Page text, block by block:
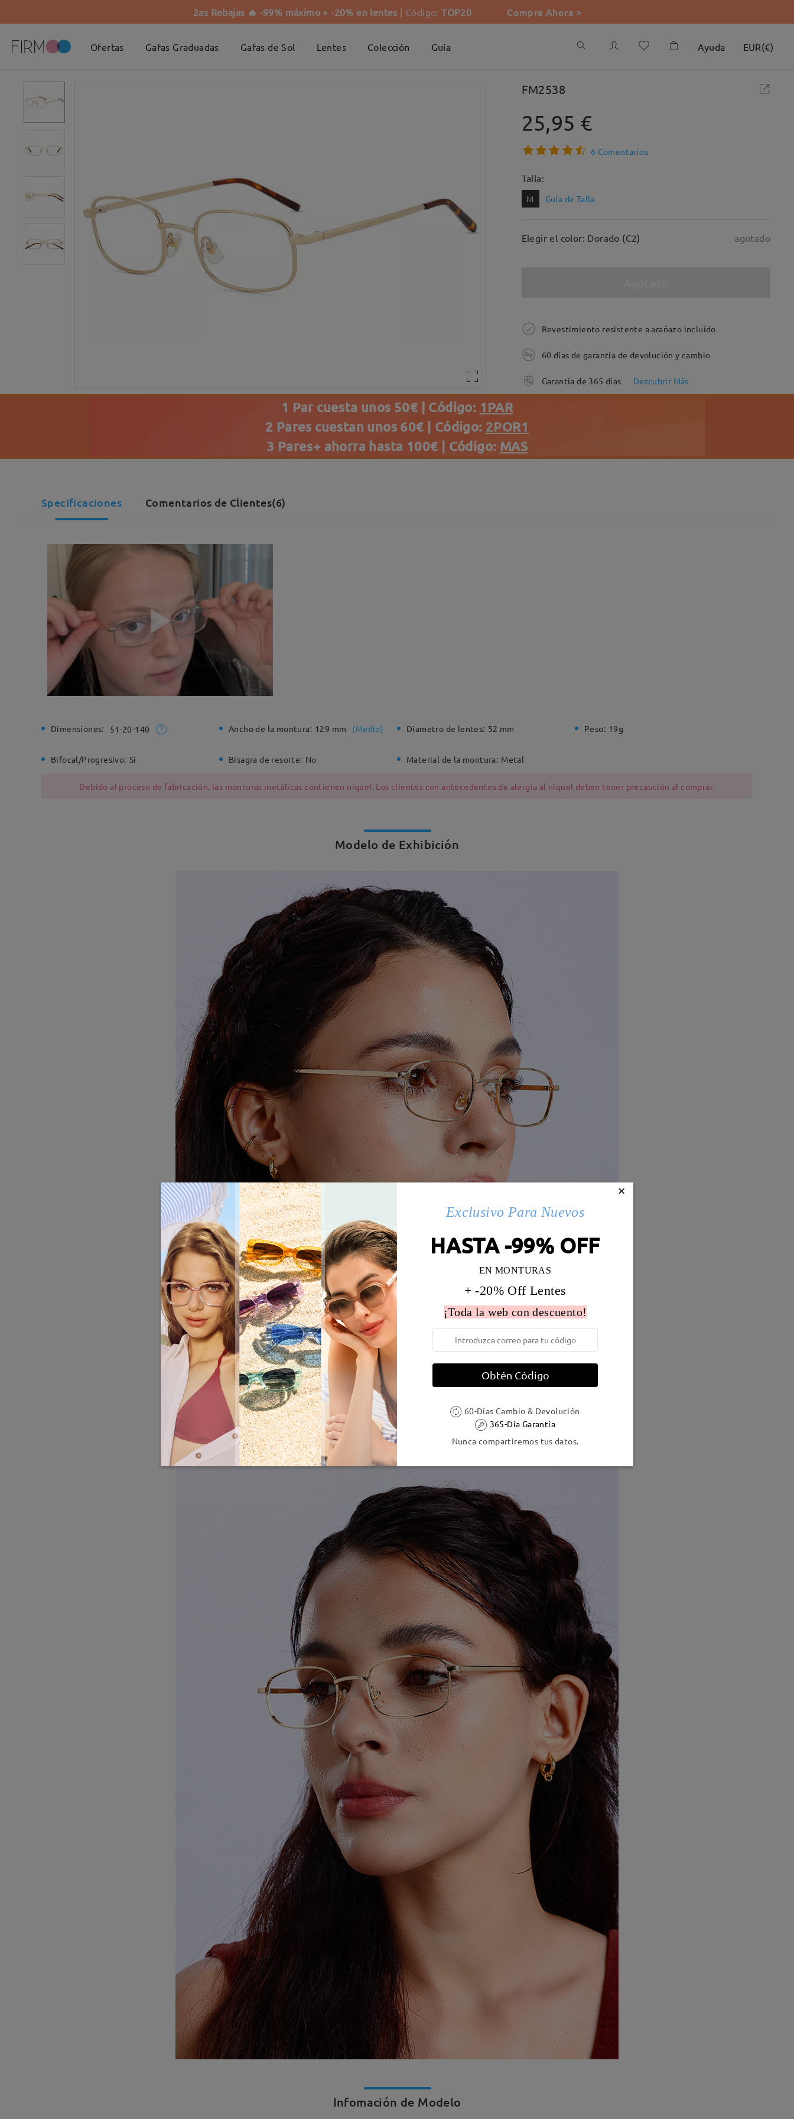
2as Rebajas 🔥 -99% máximo + -20% en lentes | Código:TOP20 Compra Ahora >
Ofertas Gafas Graduadas Gafas de Sol Lentes Colección Guía Ayuda EUR(€)
FM2538
25,95 €
6 Comentarios
Talla:
M Guía de Talla
Elegir el color: Dorado (C2) agotado
Revestimiento resistente a arañazo incluído
60 días de garantía de devolución y cambio
Garantía de 365 días Descubrir Más
1 Par cuesta unos 50€ | Código: 1PAR
2 Pares cuestan unos 60€ | Código: 2POR1
3 Pares+ ahorra hasta 100€ | Código: MAS
Specificaciones Comentarios de Clientes(6)
Dimensiones: 51-20-140 Ancho de la montura: 129 mm (Medio) Diametro de lentes: 52 mm Peso: 19g
Bifocal/Progresivo: Sí Bisagra de resorte: No Material de la montura: Metal
Debido al proceso de fabricación, las monturas metálicas contienen níquel. Los clientes con antecedentes de alergia al níquel deben tener precaución al comprar.
Modelo de Exhibición
Infomación de Modelo
×
Exclusivo Para Nuevos
HASTA -99% OFF
EN MONTURAS
+ -20% Off Lentes
¡Toda la web con descuento!
Obtén Código
60-Días Cambio & Devolución
365-Día Garantía
Nunca compartiremos tus datos.